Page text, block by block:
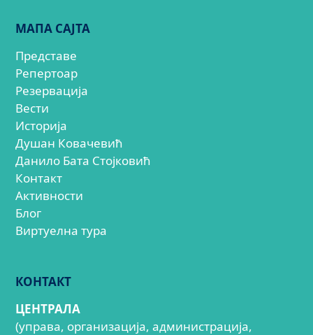
МАПА САЈТА
Представе
Репертоар
Резервација
Вести
Историја
Душан Ковачевић
Данило Бата Стојковић
Контакт
Активности
Блог
Виртуелна тура
КОНТАКТ
ЦЕНТРАЛА
(управа, организација, администрација,